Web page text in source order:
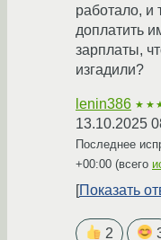
работало, и
доплатить
зарплаты,
изгадили?
lenin386
13.10.2025
Последнее
+00:00 (всего
Показать
2